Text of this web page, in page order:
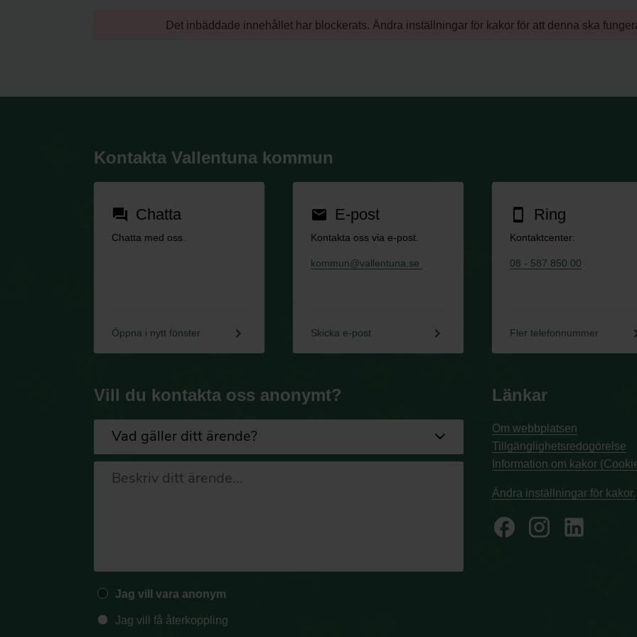
Det inbäddade innehållet har blockerats. Ändra inställningar för kakor för att denna ska
Kontakta Vallentuna kommun
forum Chatta
Chatta med oss.
Öppna i nytt fönster keyboard_arrow_right
email E-post
Kontakta oss via e-post.
kommun@vallentuna.se
Skicka e-post keyboard_arrow_right
smartphone Ring
Kontaktcenter:
08 - 587 850 00
Fler telefonnummer
Vill du kontakta oss anonymt?
Jag vill vara anonym
Jag vill få återkoppling
Länkar
Om webbplatsen
Tillgänglighetsredogörelse
Information om kakor
Ändra inställningar för kakor.
facebook